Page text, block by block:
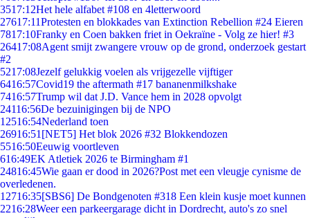
3517:12Het hele alfabet #108 en 4letterwoord
27617:11Protesten en blokkades van Extinction Rebellion #24 Eieren
7817:10Franky en Coen bakken friet in Oekraïne - Volg ze hier! #3
26417:08Agent smijt zwangere vrouw op de grond, onderzoek gestart
#2
5217:08Jezelf gelukkig voelen als vrijgezelle vijftiger
6416:57Covid19 the aftermath #17 bananenmilkshake
7416:57Trump wil dat J.D. Vance hem in 2028 opvolgt
24116:56De bezuinigingen bij de NPO
12516:54Nederland toen
26916:51 [NET5] Het blok 2026 #32 Blokkendozen
5516:50Eeuwig voortleven
616:49EK Atletiek 2026 te Birmingham #1
24816:45Wie gaan er dood in 2026?Post met een vleugje cynisme de
overledenen.
12716:35[SBS6] De Bondgenoten #318 Een klein kusje moet kunnen
2216:28Weer een parkeergarage dicht in Dordrecht, auto's zo snel